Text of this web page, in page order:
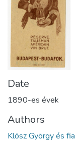
Date
1890-es évek
Authors
Klösz György és fia